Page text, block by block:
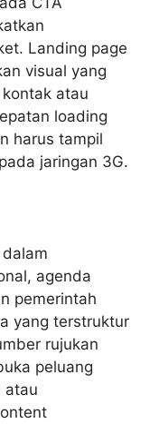
Landing page
visual yang
atau
loading
harus tampil
jaringan 3G.
agenda
pemerintah
yang terstruktur
rujukan
peluang
atau